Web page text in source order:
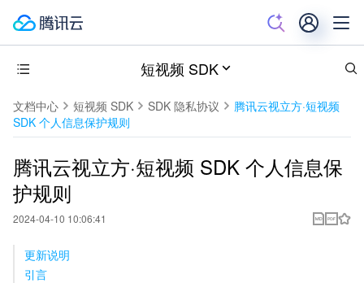
短视频 SDK
文档中心 短视频 SDK SDK 隐私协议
腾讯云视立方·短视频
SDK 个人信息保护规则
腾讯云视立方·短视频 SDK 个人信息保
护规则
2024-04-10 10:06:41
更新说明
引言